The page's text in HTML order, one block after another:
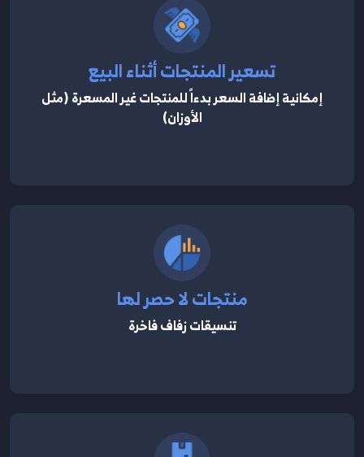
تسعير المنتجات أثناء البيع
إمكانية إضافة السعر بدءاً للمنتجات غير المسعرة (مثل
الأوزان)
منتجات لا حصر لها
تنسيقات زفاف فاخرة